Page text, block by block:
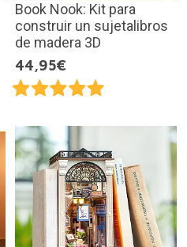
Book Nook: Kit para
construir un sujetalibros
de madera 3D
44,95€